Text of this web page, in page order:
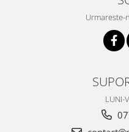
Urmareste-
LUNI-